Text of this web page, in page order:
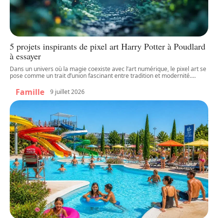
5 projets inspirants de pixel art Harry Potter à Poudlard
à essayer
Dans un univers où la magie coexiste avec l’art numérique, le pixel art se
pose comme un trait d’union fascinant entre tradition et modernité.…
Famille 9 juillet 2026